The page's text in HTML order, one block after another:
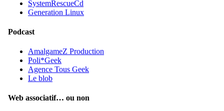
SystemRescueCd
Generation Linux
Podcast
AmalgameZ Production
Poli*Geek
Agence Tous Geek
Le blob
Web associatif… ou non